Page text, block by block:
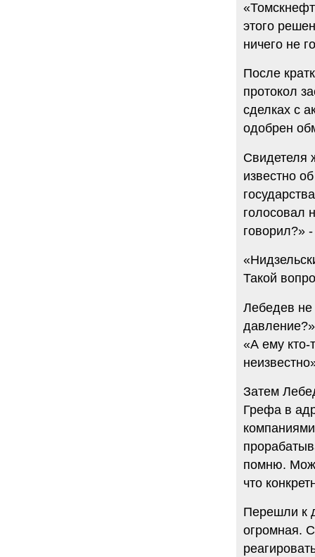
этого
ничего не
После
протокол
сделках с
одобрен
Свидетеля
известно
голосовал
говорил?»
Такой
Лебедев не
«А ему кто-
Затем
Грефа в
помню.
что
Перешли к
огромная.